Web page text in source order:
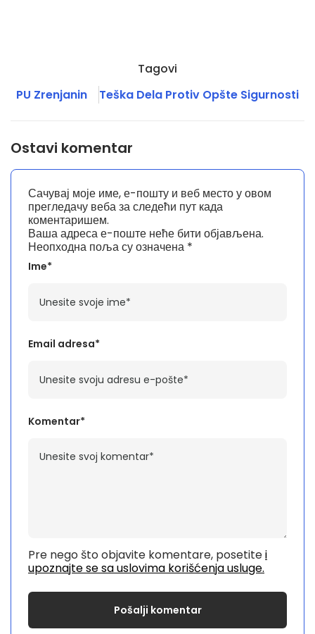
Tagovi
PU Zrenjanin
Teška Dela Protiv Opšte Sigurnosti
Ostavi komentar
Ваша адреса е-поште неће бити објављена.
Неопходна поља су означена *
Komentar*
Pre nego što objavite komentare, posetitei
upoznajte se sa uslovima korišćenja usluge.
Ime*
Email adresa*
Сачувај моје име, е-пошту и веб место у овом
прегледачу веба за следећи пут када
коментаришем.